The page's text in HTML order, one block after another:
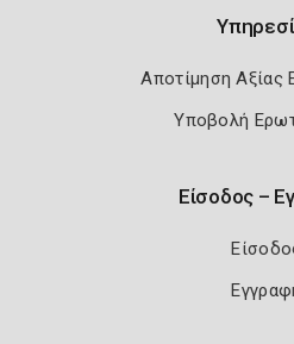
Αποτίμηση Αξίας
Υποβολή
Είσοδος –